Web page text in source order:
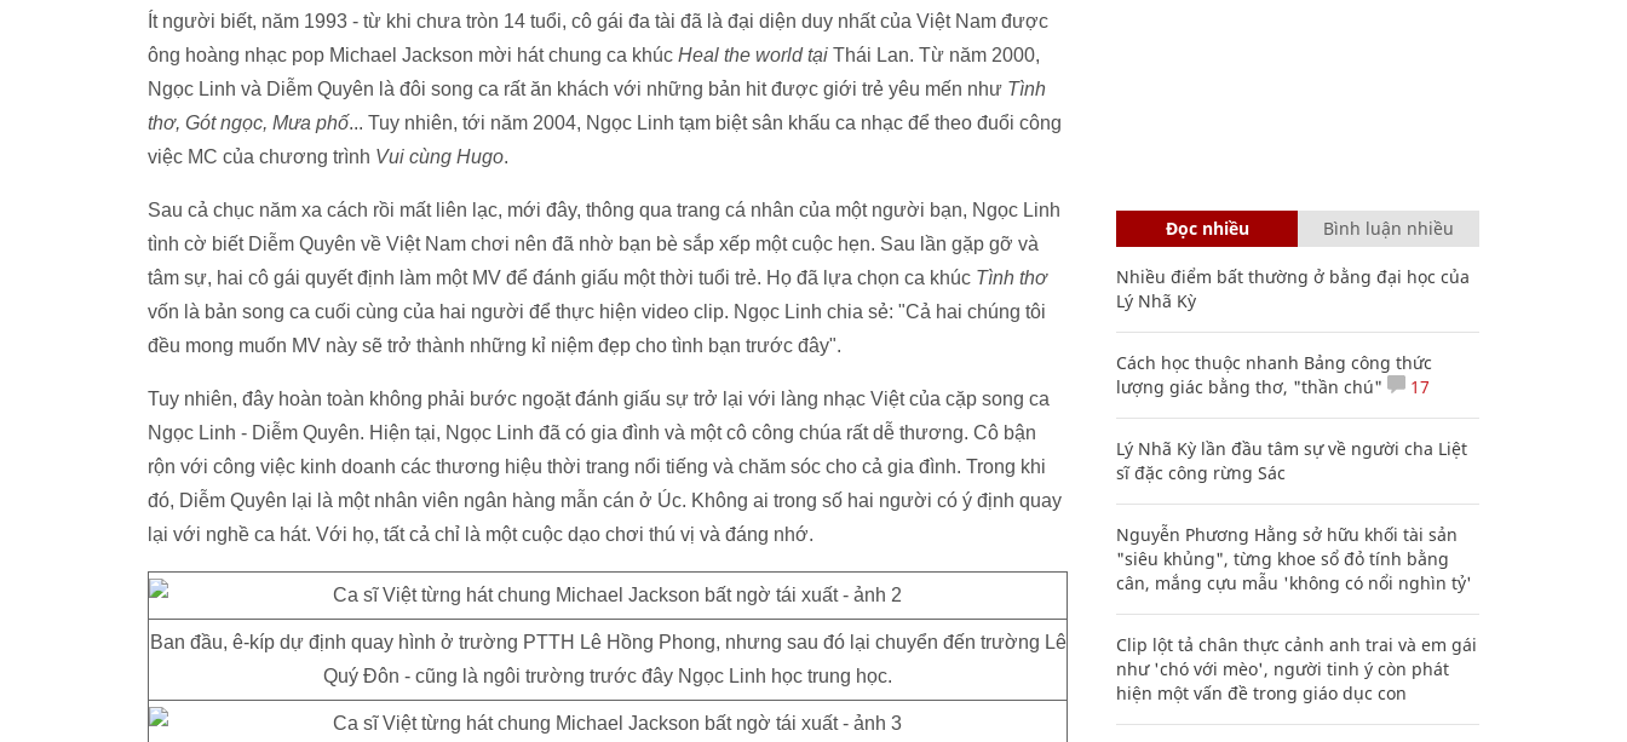
Ít người biết, năm 1993 - từ khi chưa tròn 14 tuổi, cô gái đa tài đã là đại diện duy nhất của Việt Nam được
ông hoàng nhạc pop Michael Jackson mời hát chung ca khúc Heal the world tại Thái Lan. Từ năm 2000,
Ngọc Linh và Diễm Quyên là đôi song ca rất ăn khách với những bản hit được giới trẻ yêu mến như Tình
thơ, Gót ngọc, Mưa phố... Tuy nhiên, tới năm 2004, Ngọc Linh tạm biệt sân khấu ca nhạc để theo đuổi công
việc MC của chương trình Vui cùng Hugo.
Sau cả chục năm xa cách rồi mất liên lạc, mới đây, thông qua trang cá nhân của một người bạn, Ngọc Linh
tình cờ biết Diễm Quyên về Việt Nam chơi nên đã nhờ bạn bè sắp xếp một cuộc hẹn. Sau lần gặp gỡ và
tâm sự, hai cô gái quyết định làm một MV để đánh giấu một thời tuổi trẻ. Họ đã lựa chọn ca khúc Tình thơ
vốn là bản song ca cuối cùng của hai người để thực hiện video clip. Ngọc Linh chia sẻ: "Cả hai chúng tôi
đều mong muốn MV này sẽ trở thành những kỉ niệm đẹp cho tình bạn trước đây".
Tuy nhiên, đây hoàn toàn không phải bước ngoặt đánh giấu sự trở lại với làng nhạc Việt của cặp song ca
Ngọc Linh - Diễm Quyên. Hiện tại, Ngọc Linh đã có gia đình và một cô công chúa rất dễ thương. Cô bận
rộn với công việc kinh doanh các thương hiệu thời trang nổi tiếng và chăm sóc cho cả gia đình. Trong khi
đó, Diễm Quyên lại là một nhân viên ngân hàng mẫn cán ở Úc. Không ai trong số hai người có ý định quay
lại với nghề ca hát. Với họ, tất cả chỉ là một cuộc dạo chơi thú vị và đáng nhớ.
Ban đầu, ê-kíp dự định quay hình ở trường PTTH Lê Hồng Phong, nhưng sau đó lại chuyển đến trường Lê
Quý Đôn - cũng là ngôi trường trước đây Ngọc Linh học trung học.
Đọc nhiều Bình luận nhiều
Nhiều điểm bất thường ở bằng đại học của
Lý Nhã Kỳ
Cách học thuộc nhanh Bảng công thức
lượng giác bằng thơ, "thần chú"
17
Lý Nhã Kỳ lần đầu tâm sự về người cha Liệt
sĩ đặc công rừng Sác
Nguyễn Phương Hằng sở hữu khối tài sản
"siêu khủng", từng khoe sổ đỏ tính bằng
cân, mắng cựu mẫu 'không có nổi nghìn tỷ'
Clip lột tả chân thực cảnh anh trai và em gái
như 'chó với mèo', người tinh ý còn phát
hiện một vấn đề trong giáo dục con